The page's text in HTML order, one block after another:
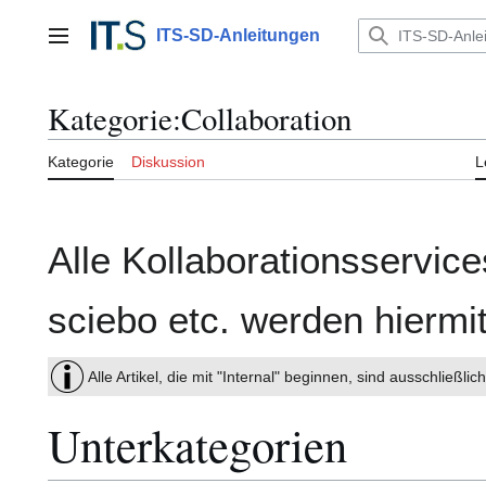
springenHauptmenü ITS-SD-Anleitungen
Kategorie:Collaboration
Kategorie Diskussion
Alle
sciebo etc. werden
Alle Artikel, die mit "Internal" beginnen, sind
Unterkategorien